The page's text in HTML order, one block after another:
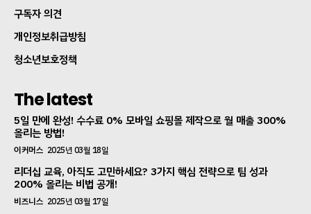
구독자 의견
개인정보취급방침
청소년보호정책
The latest
5일 만에 완성! 수수료 0% 모바일 쇼핑몰 제작으로 월 매출 300%
올리는 방법!
이커머스 2025년 03월 18일
리더십 교육, 아직도 고민하세요? 3가지 핵심 전략으로 팀 성과
200% 올리는 비법 공개!
비즈니스 2025년 03월 17일